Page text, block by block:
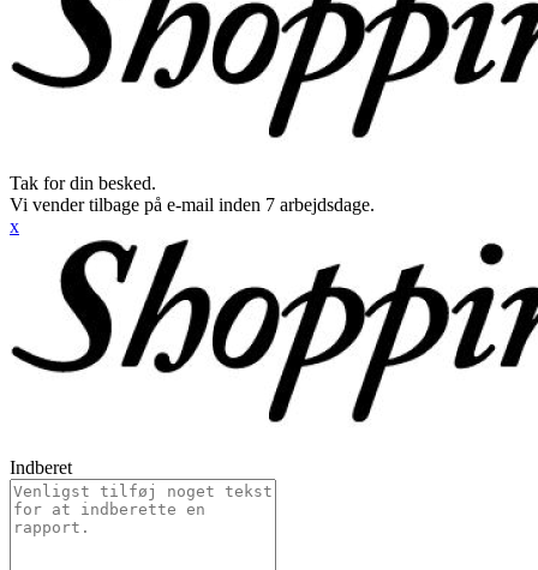
Tak for din besked.
Vi vender tilbage på e-mail inden 7 arbejdsdage.
x
Indberet